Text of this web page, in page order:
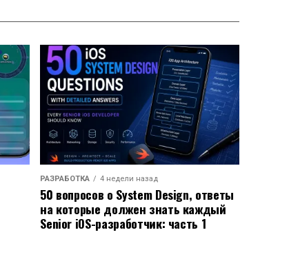
РАЗРАБОТКА 4 недели назад
50 вопросов о System Design, ответы
на которые должен знать каждый
Senior iOS-разработчик: часть 1